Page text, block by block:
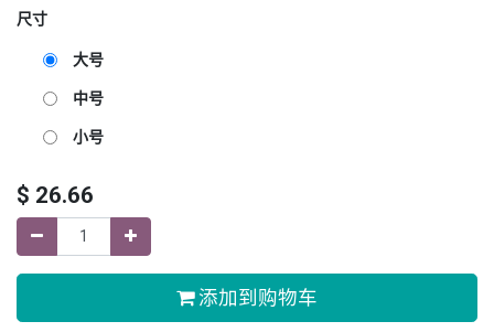
尺寸
大号
中号
小号
$ 26.66
添加到购物车